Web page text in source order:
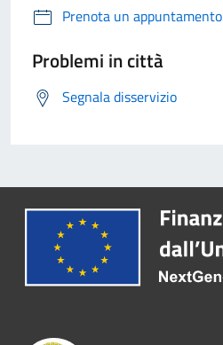
Prenota un appuntamento
Problemi in città
Segnala disservizio